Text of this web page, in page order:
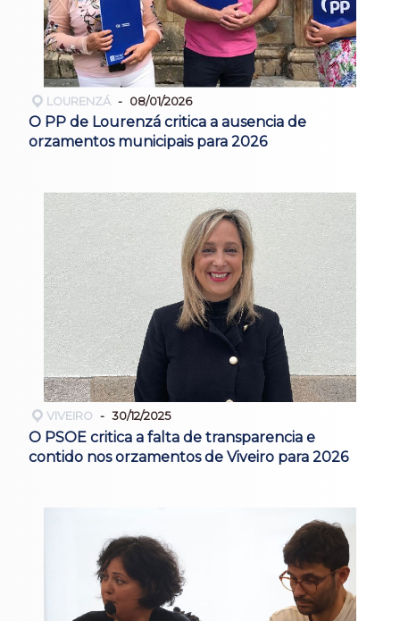
LOURENZÁ 08/01/2026
O PP de Lourenzá critica a ausencia de
orzamentos municipais para 2026
VIVEIRO 30/12/2025
O PSOE critica a falta de transparencia e
contido nos orzamentos de Viveiro para 2026